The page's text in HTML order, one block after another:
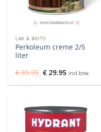
LAK & BEITS
Perkoleum creme 2/5
liter
€39.95 Oorspronkelijke
was:
€ 29.95Huidige
is:
incl.btw.